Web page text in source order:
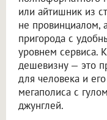
или айтишник из
не провинциалом,
пригорода с
уровнем сервиса.
дешевизну — это
для человека и
мегаполиса с
джунглей.